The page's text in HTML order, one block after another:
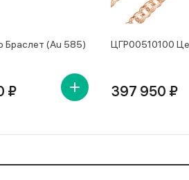
Браслет (Au 585)
₽
ЦГР00510100
397 950 ₽